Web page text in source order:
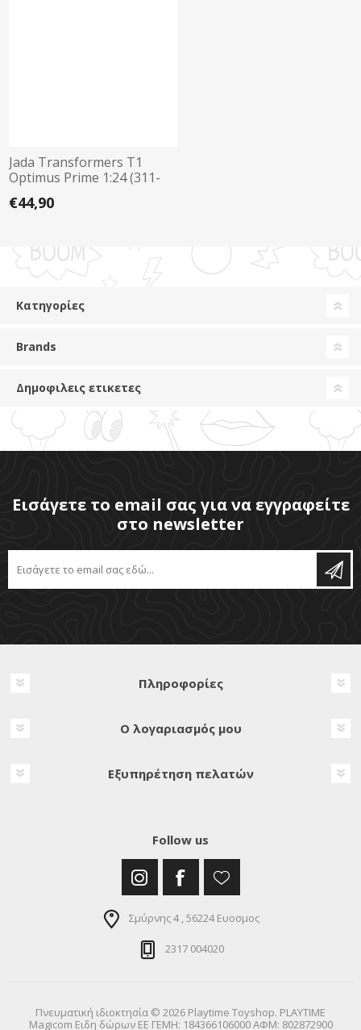
Jada Transformers T1
Optimus Prime 1:24 (311-
€44,90
Κατηγορίες
Brands
Δημοφιλεις ετικετες
Εισάγετε το email σας για να εγγραφείτε
στο newsletter
Πληροφορίες
Ο λογαριασμός μου
Εξυπηρέτηση πελατών
Follow us
Σμύρνης 4 , 56224 Ευοσμος
2317 004020
Πνευματική ιδιοκτησία © 2026 Playtime Toyshop. PLAYTIME
Magicom Ειδη δώρων ΕΕ ΓΕΜΗ: 184366106000 ΑΦΜ: 802872900